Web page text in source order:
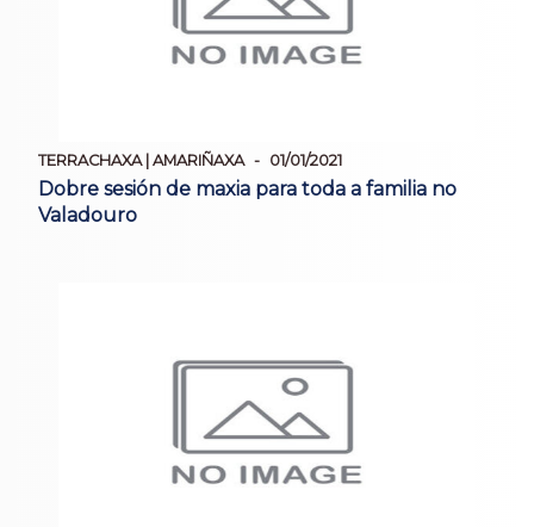
TERRACHAXA | AMARIÑAXA 01/01/2021
Dobre sesión de maxia para toda a familia no
Valadouro